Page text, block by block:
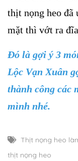
thịt nọng heo đã
mặt thì vớt ra
Đó là gợi ý 3
Lộc Vạn Xuân
thành công các
mình nhé.
Thịt nọng heo
thịt nọng heo